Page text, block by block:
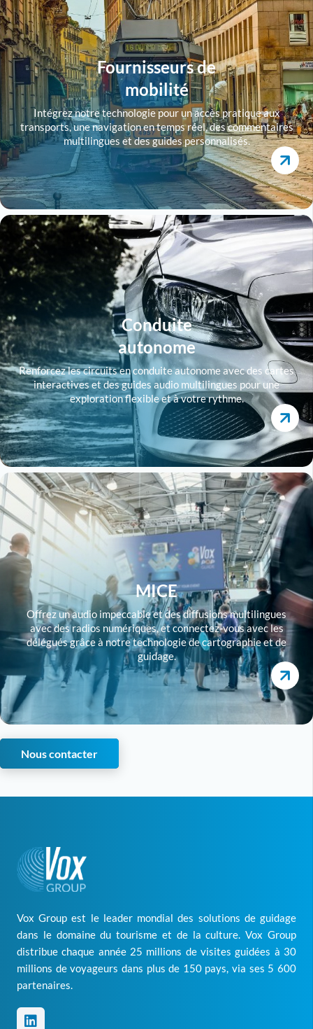
Fournisseurs de
mobilité
Intégrez notre technologie pour un accès pratique aux
transports, une navigation en temps réel, des commentaires
multilingues et des guides personnalisés.
Conduite
autonome
Renforcez les circuits en conduite autonome avec des cartes
interactives et des guides audio multilingues pour une
exploration flexible et à votre rythme.
MICE
Offrez un audio impeccable et des diffusions multilingues
avec des radios numériques, et connectez-vous avec les
délégués grâce à notre technologie de cartographie et de
guidage.
Nous contacter
Vox Group est le leader mondial des solutions de guidage
dans le domaine du tourisme et de la culture. Vox Group
distribue chaque année 25 millions de visites guidées à 30
millions de voyageurs dans plus de 150 pays, via ses 5 600
partenaires.